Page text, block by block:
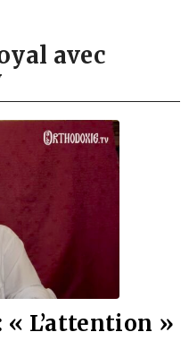
avec
L’attention »